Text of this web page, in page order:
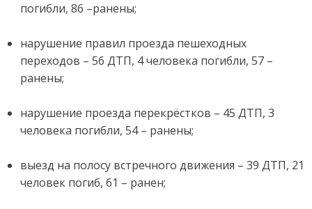
погибли, 86 –ранены;
нарушение правил проезда пешеходных
переходов – 56 ДТП, 4 человека погибли, 57 –
ранены;
нарушение проезда перекрёстков – 45 ДТП, 3
человека погибли, 54 – ранены;
выезд на полосу встречного движения – 39 ДТП, 21
человек погиб, 61 – ранен;